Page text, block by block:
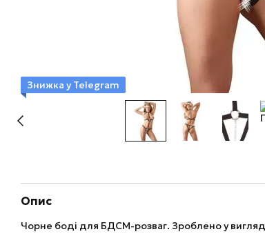
Знижка у Telegram
Опис
Чорне боді для БДСМ-розваг. Зроблено у